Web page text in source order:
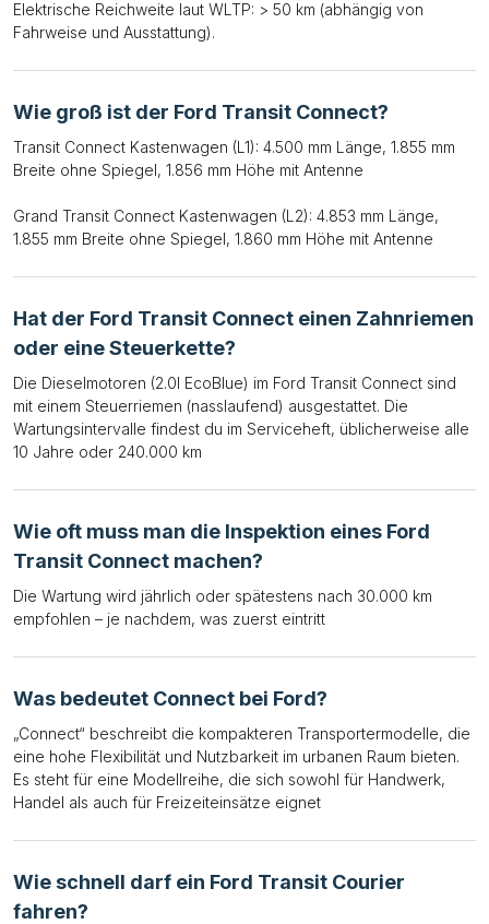
Elektrische Reichweite laut WLTP: > 50 km (abhängig von
Fahrweise und Ausstattung).
Wie groß ist der Ford Transit Connect?
Transit Connect Kastenwagen (L1): 4.500 mm Länge, 1.855 mm
Breite ohne Spiegel, 1.856 mm Höhe mit Antenne
Grand Transit Connect Kastenwagen (L2): 4.853 mm Länge,
1.855 mm Breite ohne Spiegel, 1.860 mm Höhe mit Antenne
Hat der Ford Transit Connect einen Zahnriemen
oder eine Steuerkette?
Die Dieselmotoren (2.0l EcoBlue) im Ford Transit Connect sind
mit einem Steuerriemen (nasslaufend) ausgestattet. Die
Wartungsintervalle findest du im Serviceheft, üblicherweise alle
10 Jahre oder 240.000 km
Wie oft muss man die Inspektion eines Ford
Transit Connect machen?
Die Wartung wird jährlich oder spätestens nach 30.000 km
empfohlen – je nachdem, was zuerst eintritt
Was bedeutet Connect bei Ford?
„Connect“ beschreibt die kompakteren Transportermodelle, die
eine hohe Flexibilität und Nutzbarkeit im urbanen Raum bieten.
Es steht für eine Modellreihe, die sich sowohl für Handwerk,
Handel als auch für Freizeiteinsätze eignet
Wie schnell darf ein Ford Transit Courier
fahren?